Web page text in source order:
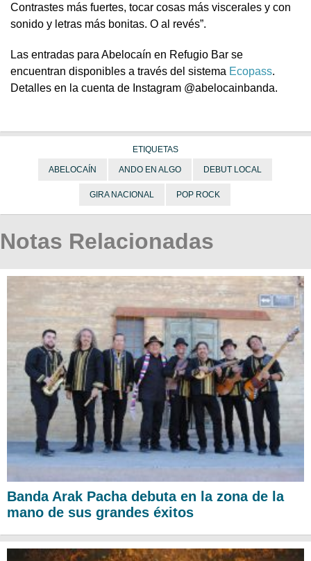
Contrastes más fuertes, tocar cosas más viscerales y con
sonido y letras más bonitas. O al revés”.
Las entradas para Abelocaín en Refugio Bar se
encuentran disponibles a través del sistema Ecopass.
Detalles en la cuenta de Instagram @abelocainbanda.
ETIQUETAS
ABELOCAÍN ANDO EN ALGO DEBUT LOCAL
GIRA NACIONAL POP ROCK
Notas Relacionadas
Banda Arak Pacha debuta en la zona de la
mano de sus grandes éxitos